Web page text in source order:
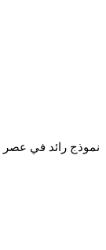
نموذج رائد في عصر